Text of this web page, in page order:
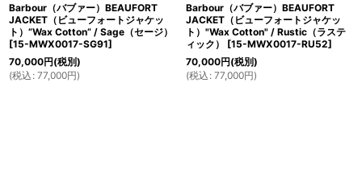
Barbour（バブァー）BEAUFORT
JACKET（ビューフォートジャケッ
ト）”Wax Cotton” / Sage（セージ）
[15-MWX0017-SG91]
70,000円(税別)
(税込 : 77,000円)
Barbour（バブァー）BEAUFORT
JACKET（ビューフォートジャケッ
ト）"Wax Cotton" / Rustic（ラステ
ィック）
[15-MWX0017-RU52]
70,000円(税別)
(税込 : 77,000円)